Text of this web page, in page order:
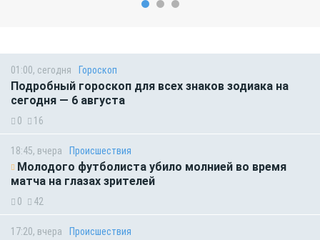
01:00, сегодня Гороскоп
Подробный гороскоп для всех знаков зодиака на
сегодня — 6 августа
0 16
18:45, вчера Происшествия
Молодого футболиста убило молнией во время
матча на глазах зрителей
0 42
17:20, вчера Происшествия